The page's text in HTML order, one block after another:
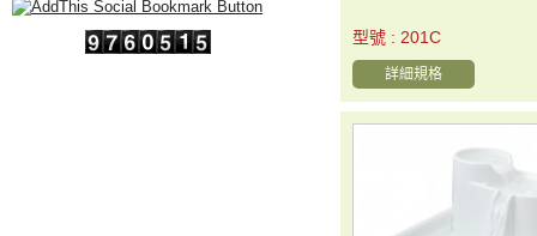
型號 : 201C
詳細規格